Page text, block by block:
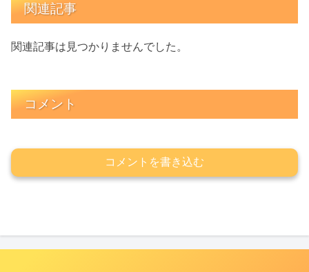
関連記事
関連記事は見つかりませんでした。
コメント
コメントを書き込む